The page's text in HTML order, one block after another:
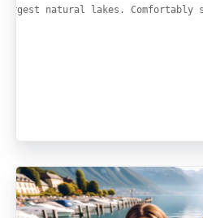
natural lakes. Comfortably